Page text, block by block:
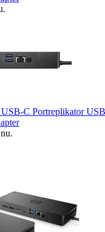
.
C Portreplikator
.